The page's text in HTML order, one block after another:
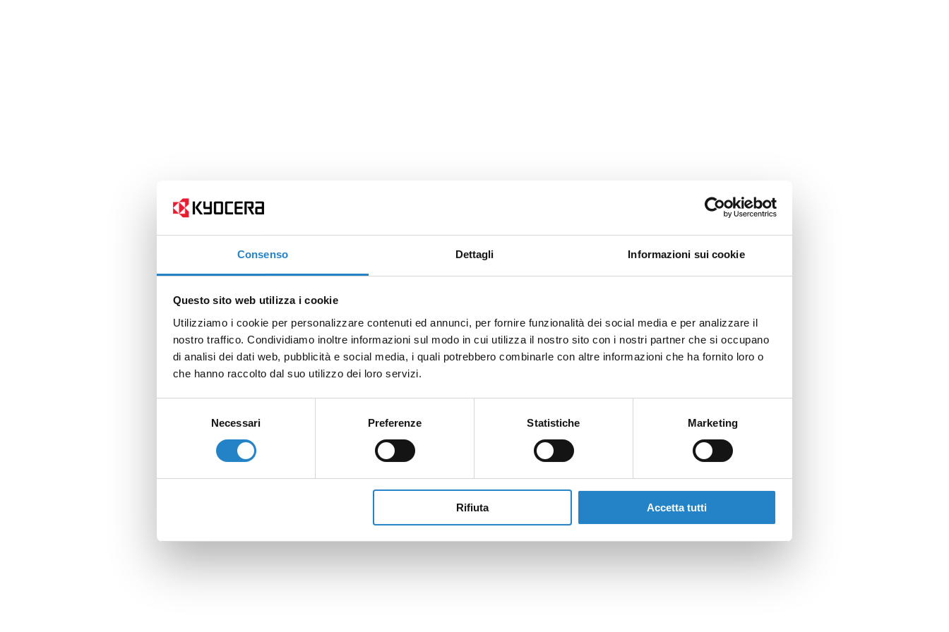
Consenso Dettagli Informazioni sui cookie
Questo sito web utilizza i cookie
Utilizziamo i cookie per personalizzare contenuti ed annunci, per fornire funzionalità dei social media e per analizzare il
nostro traffico. Condividiamo inoltre informazioni sul modo in cui utilizza il nostro sito con i nostri partner che si occupano
di analisi dei dati web, pubblicità e social media, i quali potrebbero combinarle con altre informazioni che ha fornito loro o
che hanno raccolto dal suo utilizzo dei loro servizi.
Necessari Preferenze Statistiche Marketing
Rifiuta Accetta tutti